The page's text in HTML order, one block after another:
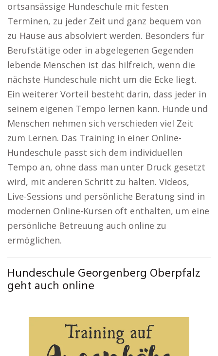
ortsansässige Hundeschule mit festen
Terminen, zu jeder Zeit und ganz bequem von
zu Hause aus absolviert werden. Besonders für
Berufstätige oder in abgelegenen Gegenden
lebende Menschen ist das hilfreich, wenn die
nächste Hundeschule nicht um die Ecke liegt.
Ein weiterer Vorteil besteht darin, dass jeder in
seinem eigenen Tempo lernen kann. Hunde und
Menschen nehmen sich verschieden viel Zeit
zum Lernen. Das Training in einer Online-
Hundeschule passt sich dem individuellen
Tempo an, ohne dass man unter Druck gesetzt
wird, mit anderen Schritt zu halten. Videos,
Live-Sessions und persönliche Beratung sind in
modernen Online-Kursen oft enthalten, um eine
persönliche Betreuung auch online zu
ermöglichen.
Hundeschule Georgenberg Oberpfalz
geht auch online